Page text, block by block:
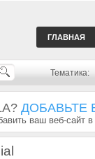
ГЛАВНАЯ
Тематика:
ДОБАВЬТЕ
ваш веб-сайт